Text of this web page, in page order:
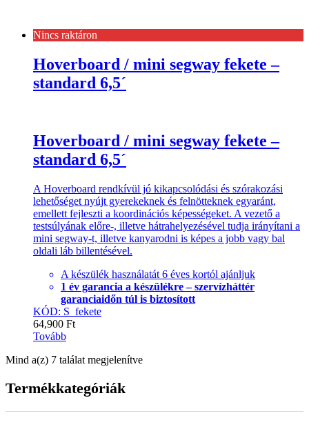
Nincs raktáron
Hoverboard / mini segway fekete –
standard 6,5´
Hoverboard / mini segway fekete –
standard 6,5´
A Hoverboard rendkívül jó kikapcsolódási és szórakozási
lehetőséget nyújt gyerekeknek és felnötteknek egyaránt,
emellett fejleszti a koordinációs képességeket. A vezető a
testsúlyának előre-, illetve hátrahelyezésével tudja irányítani a
mini segway-t, illetve kanyarodni is képes a jobb vagy bal
oldali láb billentésével.
A készülék használatát 6 éves kortól ajánljuk
1 év garancia a készülékre – szervízháttér
garanciaidőn túl is biztosított
KÓD: S_fekete
64,900 Ft
Tovább
Mind a(z) 7 találat megjelenítve
Termékkategóriák